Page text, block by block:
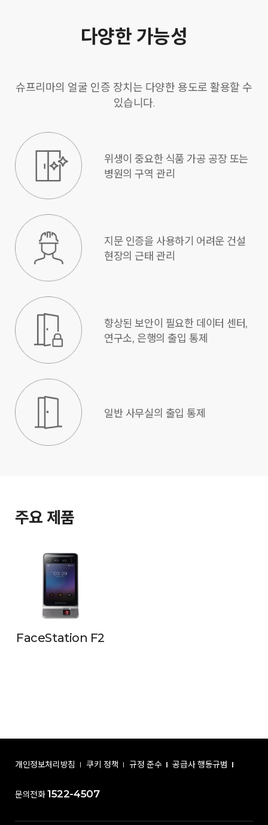
다양한 가능성
슈프리마의 얼굴 인증 장치는 다양한 용도로 활용할 수
있습니다.
위생이 중요한 식품 가공 공장 또는
병원의 구역 관리
지문 인증을 사용하기 어려운 건설
현장의 근태 관리
향상된 보안이 필요한 데이터 센터,
연구소, 은행의 출입 통제
일반 사무실의 출입 통제
주요 제품
FaceStation F2
개인정보처리방침 쿠키 정책 규정 준수 공급사 행동규범
문의전화 1522-4507